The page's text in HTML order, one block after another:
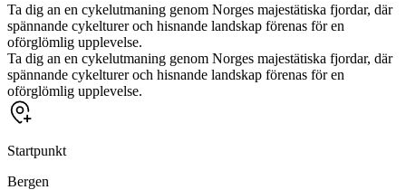
Ta dig an en cykelutmaning genom Norges majestätiska fjordar, där
spännande cykelturer och hisnande landskap förenas för en
oförglömlig upplevelse.
Ta dig an en cykelutmaning genom Norges majestätiska fjordar, där
spännande cykelturer och hisnande landskap förenas för en
oförglömlig upplevelse.
Startpunkt
Bergen